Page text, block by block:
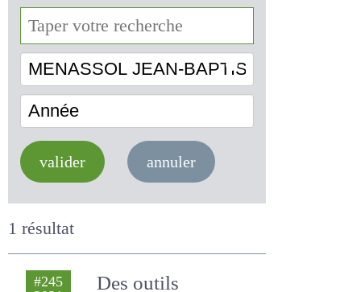
MENASSOL JEAN-BAPTISTE
valider annuler
1 résultat